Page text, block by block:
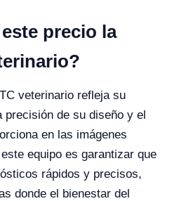
precio la
veterinario refleja su
de su diseño y el
en las imágenes
equipo es garantizar que
rápidos y precisos,
donde el bienestar del